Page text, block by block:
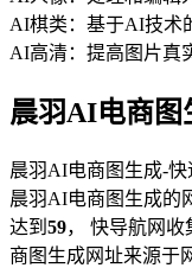
AI棋类：基于AI技术
AI高清：提高图片真
晨羽AI电商图
晨羽AI电商图生成-
晨羽AI电商图生成的
达到 59， 快导航网
商图生成网址来源于